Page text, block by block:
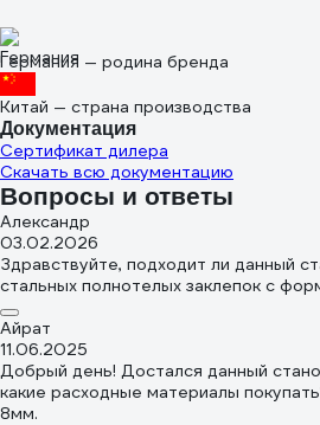
Германия — родина бренда
Китай — страна производства
Документация
Сертификат дилера
Скачать всю документацию
Вопросы и ответы
Александр
03.02.2026
Здравствуйте, подходит ли данный
стальных полнотелых заклепок с
Айрат
11.06.2025
Добрый день! Достался данный
какие расходные материалы
8мм.